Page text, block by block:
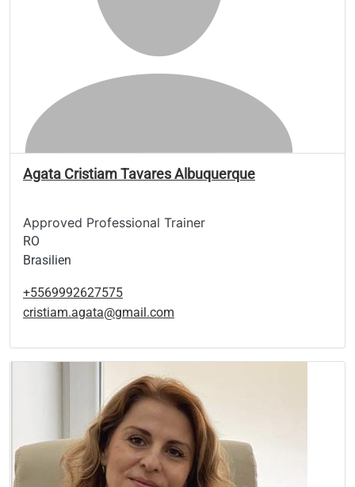
Agata Cristiam Tavares Albuquerque
Approved Professional Trainer
RO
Brasilien
+5569992627575
cristiam.agata@gmail.com